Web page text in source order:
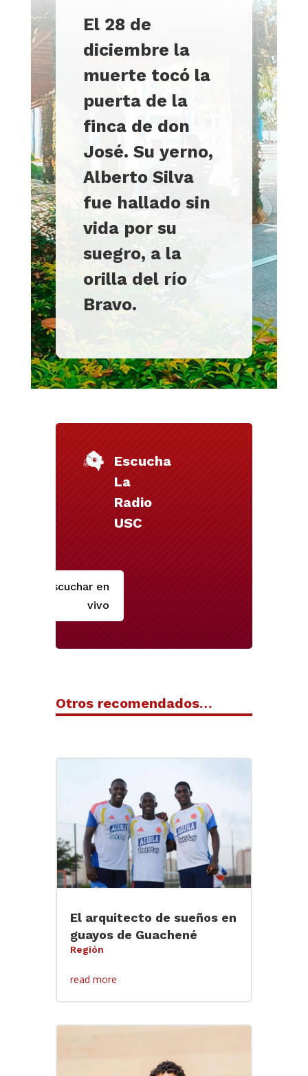
El 28 de
diciembre la
muerte tocó la
puerta de la
finca de don
José. Su yerno,
Alberto Silva
fue hallado sin
vida por su
suegro, a la
orilla del río
Bravo.
Escucha
La
Radio
USC
Escuchar en
vivo
Otros recomendados…
El arquitecto de sueños en
guayos de Guachené
Región
read more